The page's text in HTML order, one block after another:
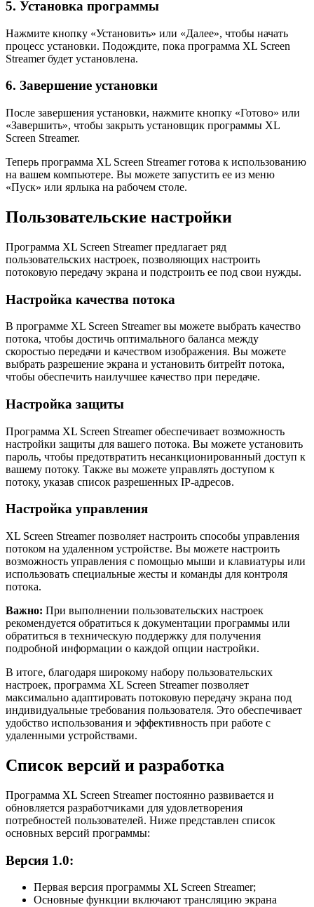
5. Установка программы
Нажмите кнопку «Установить» или «Далее», чтобы начать
процесс установки. Подождите, пока программа XL Screen
Streamer будет установлена.
6. Завершение установки
После завершения установки, нажмите кнопку «Готово» или
«Завершить», чтобы закрыть установщик программы XL
Screen Streamer.
Теперь программа XL Screen Streamer готова к использованию
на вашем компьютере. Вы можете запустить ее из меню
«Пуск» или ярлыка на рабочем столе.
Пользовательские настройки
Программа XL Screen Streamer предлагает ряд
пользовательских настроек, позволяющих настроить
потоковую передачу экрана и подстроить ее под свои нужды.
Настройка качества потока
В программе XL Screen Streamer вы можете выбрать качество
потока, чтобы достичь оптимального баланса между
скоростью передачи и качеством изображения. Вы можете
выбрать разрешение экрана и установить битрейт потока,
чтобы обеспечить наилучшее качество при передаче.
Настройка защиты
Программа XL Screen Streamer обеспечивает возможность
настройки защиты для вашего потока. Вы можете установить
пароль, чтобы предотвратить несанкционированный доступ к
вашему потоку. Также вы можете управлять доступом к
потоку, указав список разрешенных IP-адресов.
Настройка управления
XL Screen Streamer позволяет настроить способы управления
потоком на удаленном устройстве. Вы можете настроить
возможность управления с помощью мыши и клавиатуры или
использовать специальные жесты и команды для контроля
потока.
Важно: При выполнении пользовательских настроек
рекомендуется обратиться к документации программы или
обратиться в техническую поддержку для получения
подробной информации о каждой опции настройки.
В итоге, благодаря широкому набору пользовательских
настроек, программа XL Screen Streamer позволяет
максимально адаптировать потоковую передачу экрана под
индивидуальные требования пользователя. Это обеспечивает
удобство использования и эффективность при работе с
удаленными устройствами.
Список версий и разработка
Программа XL Screen Streamer постоянно развивается и
обновляется разработчиками для удовлетворения
потребностей пользователей. Ниже представлен список
основных версий программы:
Версия 1.0:
Первая версия программы XL Screen Streamer;
Основные функции включают трансляцию экрана